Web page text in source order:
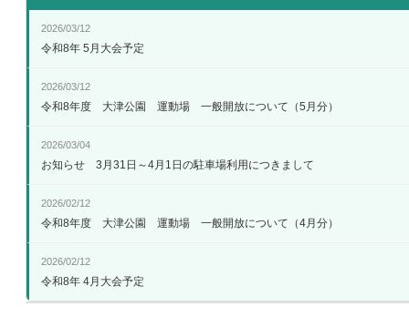
2026/03/12
令和8年 5月大会予定
2026/03/12
令和8年度 大津公園 運動場 一般開放について（5月分）
2026/03/04
お知らせ 3月31日～4月1日の駐車場利用につきまして
2026/02/12
令和8年度 大津公園 運動場 一般開放について（4月分）
2026/02/12
令和8年 4月大会予定